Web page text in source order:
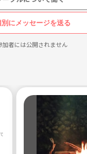
にメッセージを送る
者には公開されません